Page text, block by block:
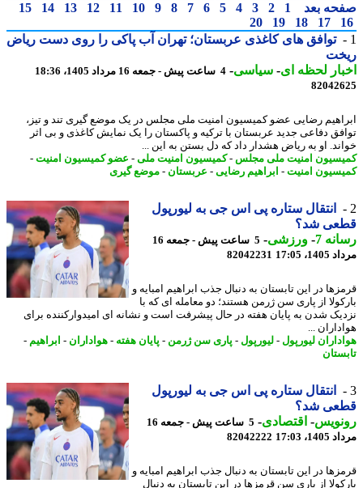
بعد
1
2
3
4
5
6
7
8
9
10
11
12
13
14
15
17
18
19
20
توافق های کاغذی عربستان؛ تهران آب پاکی را روی دست ریاض
لحظه ای- سیاسی-4 ساعت پیش - جمعه 16 مرداد 1405، 18:36
رضایی عضو کمیسیون امنیت ملی مجلس در یک موضع گیری تند و تیز،
دفاعی جدید عربستان با ترکیه و پاکستان را یک نمایش کاغذی و بی اثر
او به ریاض هشدار داد که دل بستن به این ...
امنیت ملی مجلس-کمیسیون امنیت ملی -عضو کمیسیون امنیت-
امنیت-ابراهیم رضایی-عربستان-موضع گیری
انتقال ستاره پی اس جی به لیورپول
شد؟
7
-ورزشی-
5 ساعت پیش - جمعه 16
17:05
82042231
در این تابستان به دنبال جذب ابراهیم امبایه و
از پاری سن ژرمن هستند؛ دو معامله ای که با
شدن به پایان هفته در حال پیشرفت است و نشانه ای امیدوارکننده برای
...
لیورپول -لیورپول -پاری سن ژرمن -پایان هفته-هواداران - ابراهیم -
انتقال ستاره پی اس جی به لیورپول
شد؟
-اقتصادی-
5 ساعت پیش - جمعه 16
17:03
82042222
در این تابستان به دنبال جذب ابراهیم امبایه و
از پاری سن قرمزها در این تابستان به دنبال